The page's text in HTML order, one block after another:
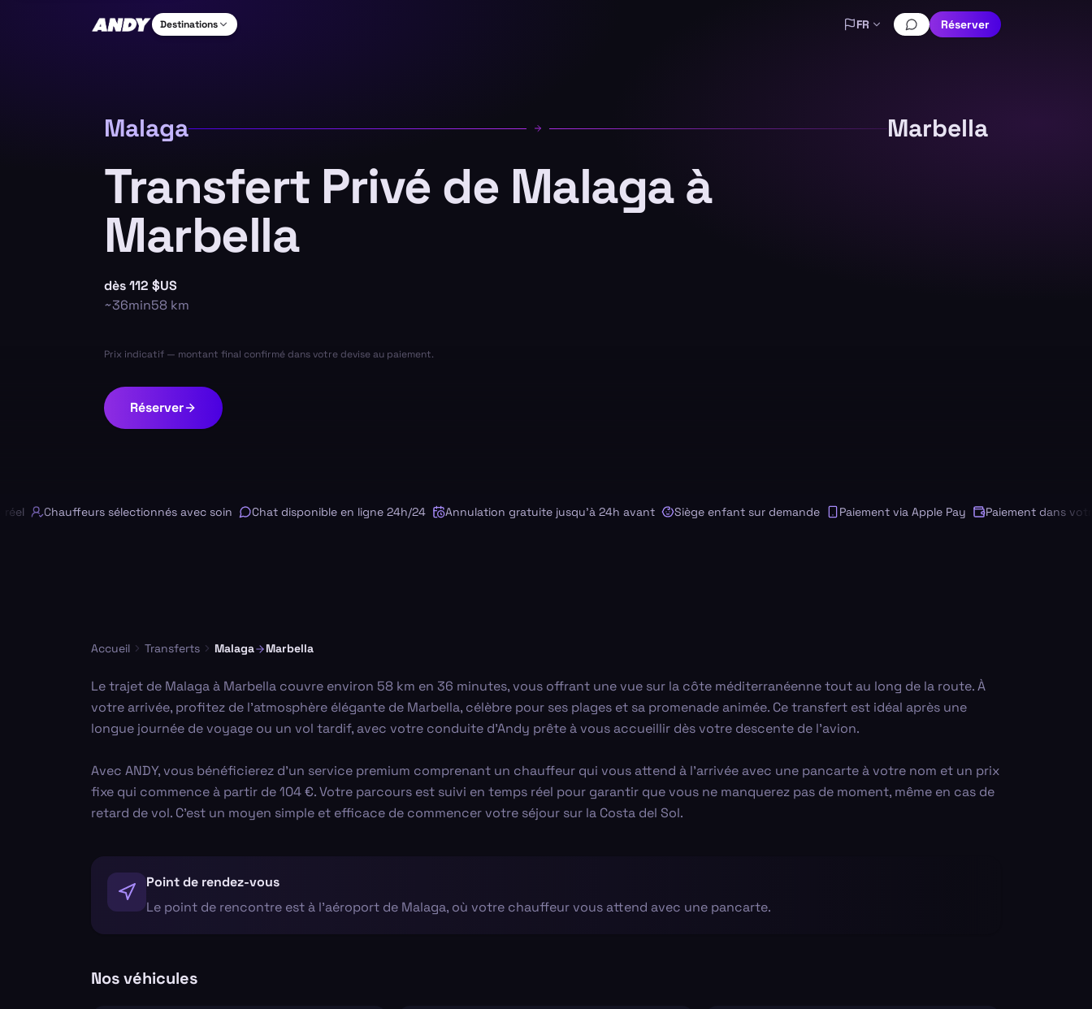
Destinations FR Réserver
Malaga Marbella
Transfert Privé de Malaga à
Marbella
dès112 $US
~36min58 km
Prix indicatif — montant final confirmé dans votre devise au paiement.
Réserver
Chauffeurs sélectionnés avec soin Chat disponible en ligne 24h/24 Annulation gratuite jusqu'à 24h avant Siège enfant sur demande Paiement via Apple Pay Paiement dans votre
Accueil Transferts Malaga Marbella
Le trajet de Malaga à Marbella couvre environ 58 km en 36 minutes, vous offrant une vue sur la côte méditerranéenne tout au long de la route. À
votre arrivée, profitez de l'atmosphère élégante de Marbella, célèbre pour ses plages et sa promenade animée. Ce transfert est idéal après une
longue journée de voyage ou un vol tardif, avec votre conduite d'Andy prête à vous accueillir dès votre descente de l'avion.
Avec ANDY, vous bénéficierez d'un service premium comprenant un chauffeur qui vous attend à l'arrivée avec une pancarte à votre nom et un prix
fixe qui commence à partir de 104 €. Votre parcours est suivi en temps réel pour garantir que vous ne manquerez pas de moment, même en cas de
retard de vol. C'est un moyen simple et efficace de commencer votre séjour sur la Costa del Sol.
Point de rendez-vous
Le point de rencontre est à l'aéroport de Malaga, où votre chauffeur vous attend avec une pancarte.
Nos véhicules